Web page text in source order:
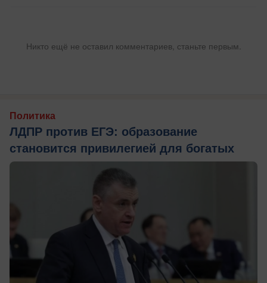
Никто ещё не оставил комментариев, станьте первым.
Политика
ЛДПР против ЕГЭ: образование
становится привилегией для богатых